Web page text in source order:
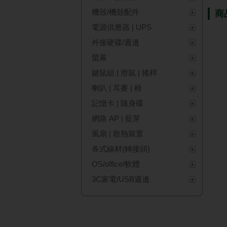
機殼/機殼配件
電源供應器 | UPS
外接硬碟/週邊
螢幕
鍵鼠組 | 滑鼠 | 搖桿
喇叭 | 耳麥 | 椅
記憶卡 | 隨身碟
網路 AP | 藍芽
風扇 | 散熱裝置
各式線材(轉接頭)
OS/office/軟體
3C家電/USB週邊
商